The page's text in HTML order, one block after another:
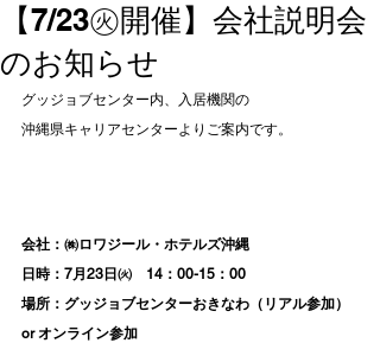
【7/23㊋開催】会社説明会
のお知らせ
グッジョブセンター内、入居機関の
沖縄県キャリアセンターよりご案内です。
会社：㈱ロワジール・ホテルズ沖縄
日時：7月23日㈫　14：00-15：00
場所：グッジョブセンターおきなわ（リアル参加）
or オンライン参加